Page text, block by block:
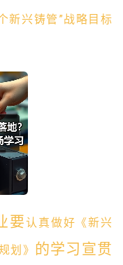
新兴铸管”战略目标
要认真做好《新兴
划》 的学习 宣贯